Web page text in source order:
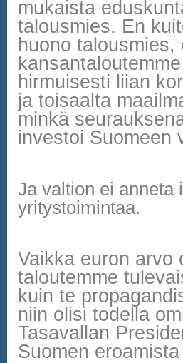
mukaista
talousmies. En
huono
hirmuisesti liian
ja toisaalta
minkä
investoi Suomeen
Ja valtion ei anneta
yritystoimintaa.
Vaikka euron arvo
taloutemme
kuin te
niin olisi todella
Tasavallan
Suomen